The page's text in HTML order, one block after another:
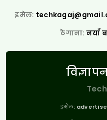
इमेल:
ठेगाना: नयाँ
इमेल: